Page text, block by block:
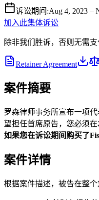
诉讼期间 :Aug 4, 2023 –
加入此集体诉讼
除非我们胜诉，否则无需支
Retainer Agreement
案件摘要
罗森律师事务所宣布一项
望担任首席原告，您必须在
如果您在诉讼期间购买了
案件详情
根据案件描述，被告在整